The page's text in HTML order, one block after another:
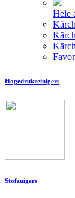
Hele
Hogedrukreinigers
Stofzuigers